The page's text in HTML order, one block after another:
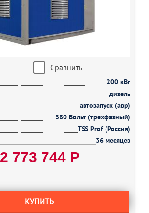
Сравнить
200 кВт
дизель
автозапуск (авр)
380 Вольт (трехфазный)
TSS Prof (Россия)
36 месяцев
2 773 744 Р
КУПИТЬ